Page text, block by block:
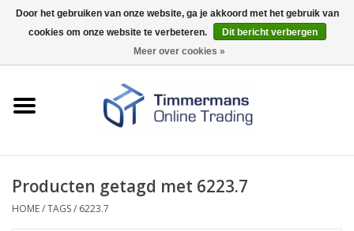
0 Artikelen - €0,00
Merken
Producten getagd met 6223.7
HOME/TAGS/ 6223.7
Door het gebruiken van onze website, ga je akkoord met het gebruik van
cookies om onze website te verbeteren.
Dit bericht verbergen
Meer over cookies »